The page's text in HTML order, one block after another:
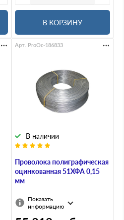
В КОРЗИНУ
Проволока полиграфическая
оцинкованная 51ХФА 0,15
мм
В наличии
Арт. ProOc-186833
Показать
информацию